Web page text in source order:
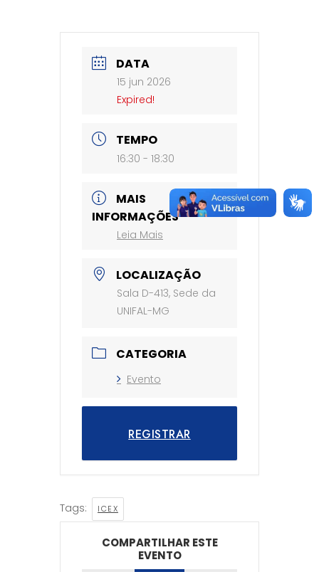
DATA
15 jun 2026
Expired!
TEMPO
16:30 - 18:30
MAIS
INFORMAÇÕES
Leia Mais
LOCALIZAÇÃO
Sala D-413, Sede da
UNIFAL-MG
CATEGORIA
Evento
REGISTRAR
Tags: ICEX
COMPARTILHAR ESTE
EVENTO